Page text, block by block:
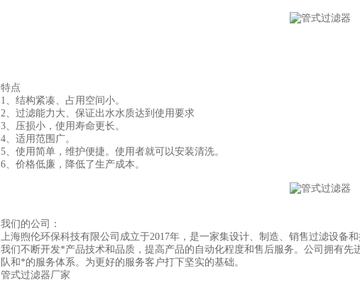
特点
1、结构紧凑、占用空间小。
2、过滤能力大、保证出水水质达到使用要求
3、压损小，使用寿命更长。
4、适用范围广。
5、使用简单，维护便捷。使用者就可以安装清洗。
6、价格低廉，降低了生产成本。
我们的公司：
上海煦伦环保科技有限公司成立于2017年，是一家集设计、制造、销售过滤设备
我们不断开发*产品技术和品质，提高产品的自动化程度和售后服务。公司拥有
队和*的服务体系。为更好的服务客户打下坚实的基础。
管式过滤器厂家